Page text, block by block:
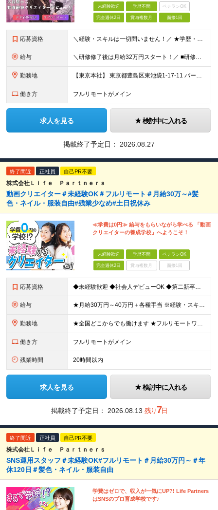
未経験歓迎 学歴不問 ベテランOK
完全週休2日 賞与複数月 面接1回
応募資格 ＼経験・スキルは一切問いません！／ ★学歴・職歴不問 ★未経験・第二新卒歓迎！ ★正社員デビューも応援します！
給与 ＼研修修了後は月給32万円スタート！／ ■研修修了後 月給32万円＋賞与＋インセンティブ賞与 ※残業代は別途支給 ▽研修期間（6カ月）▽ 【経験者】 （営業・接客・マーケティングなどの経験をお持
勤務地 【東京本社】 東京都豊島区東池袋1-17-11 パークハイツ池袋
働き方 フルリモートがメイン
求人を見る 検討中に入れる
掲載終了予定日： 2026.08.27
終了間近 正社員 自己PR不要
株式会社Ｌｉｆｅ Ｐａｒｔｎｅｒｓ
動画クリエイター＃未経験OK＃フルリモート＃月給30万～#髪
色・ネイル・服装自由#残業少なめ#土日祝休み
≪学費は0円≫ 給与をもらいながら学べる 「動画
クリエイターの養成学校」へようこそ！
未経験歓迎 学歴不問 ベテランOK
完全週休2日 賞与複数月 面接1回
応募資格 ◆未経験歓迎 ◆社会人デビューOK ◆第二新卒も歓迎 ◆学歴不問 ………………‥・*.+ 応募時に特別なスキルや経験は必要ありません。 正社員経験がない方も歓迎します！ +.*・‥……………… L
給与 ★月給30万円～40万円＋各種手当 ※経験・スキルを考慮して金額を決定します ※上記月給は固定残業代（20時間分／3万2000円～）を含む ※超過分は別途支給します ★試用期間：7ヶ月間あり（待遇に
勤務地 ★全国どこからでも働けます ★フルリモートワークが可能 ★希望に100％応じます！ ■所属は横浜本社となります。 神奈川県横浜市中区長者町2-6-3 テクノサイシング長者町ビル7F ※(変更の範囲)
働き方 フルリモートがメイン
残業時間 20時間以内
求人を見る 検討中に入れる
掲載終了予定日： 2026.08.13 残り7日
終了間近 正社員 自己PR不要
株式会社Ｌｉｆｅ Ｐａｒｔｎｅｒｓ
SNS運用スタッフ＃未経験OK#フルリモート＃月給30万円～＃年
休120日＃髪色・ネイル・服装自由
学費はゼロで、収入が一気にUP?! Life Partners
はSNSのプロ育成学校です♪